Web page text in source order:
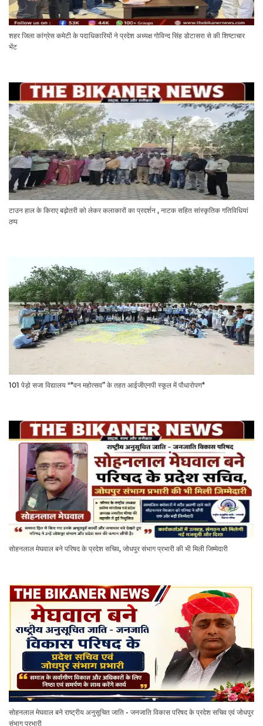
शहर जिला कांग्रेस कमेटी के पदाधिकारियों ने प्रदेश अध्यक्ष गोविन्द सिंह डोटासरा से की शिष्टाचार
भेंट
टाउन हाल के किराए बढ़ोतरी को लेकर कलाकारों का प्रदर्शन , नाटक सहित सांस्कृतिक गतिविधियां
ठप्प
101 पेड़ो सजा विद्यालय "*वन महोत्सव” के तहत आईजीएनपी स्कूल में पौधारोपण*
सोहनलाल मेघवाल बने परिषद के प्रदेश सचिव, जोधपुर संभाग प्रभारी की भी मिली जिम्मेदारी
सोहनलाल मेघवाल बने राष्ट्रीय अनुसूचित जाति - जनजाति विकास परिषद के प्रदेश सचिव एवं जोधपुर
संभाग प्रभारी